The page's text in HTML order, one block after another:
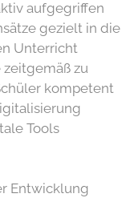
aufgegriffen
gezielt in die
Unterricht
zeitgemäß zu
kompetent
Tools
Entwicklung